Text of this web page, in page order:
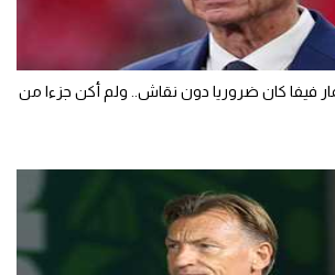
فيفا كان ضروريا دون نقاش.. ولم أكن جزءا من